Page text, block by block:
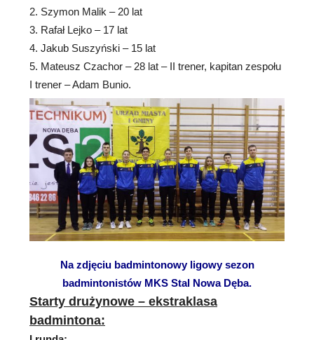
2. Szymon Malik – 20 lat
3. Rafał Lejko – 17 lat
4. Jakub Suszyński – 15 lat
5. Mateusz Czachor – 28 lat – II trener, kapitan zespołu
I trener – Adam Bunio.
Na zdjęciu badmintonowy ligowy sezon
badmintonistów MKS Stal Nowa Dęba.
Starty drużynowe – ekstraklasa
badmintona: